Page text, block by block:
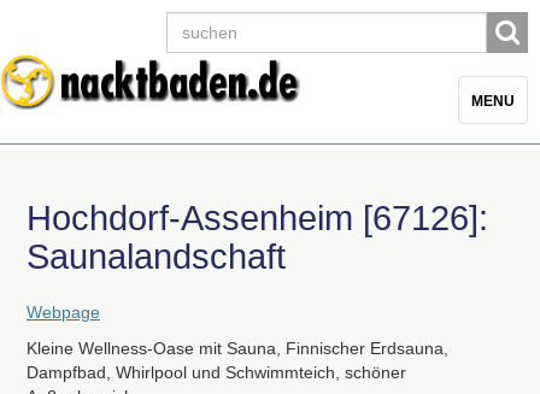
Toggle
MENU
Hochdorf-Assenheim [67126]:
Saunalandschaft
Webpage
Kleine Wellness-Oase mit Sauna, Finnischer Erdsauna,
Dampfbad, Whirlpool und Schwimmteich, schöner